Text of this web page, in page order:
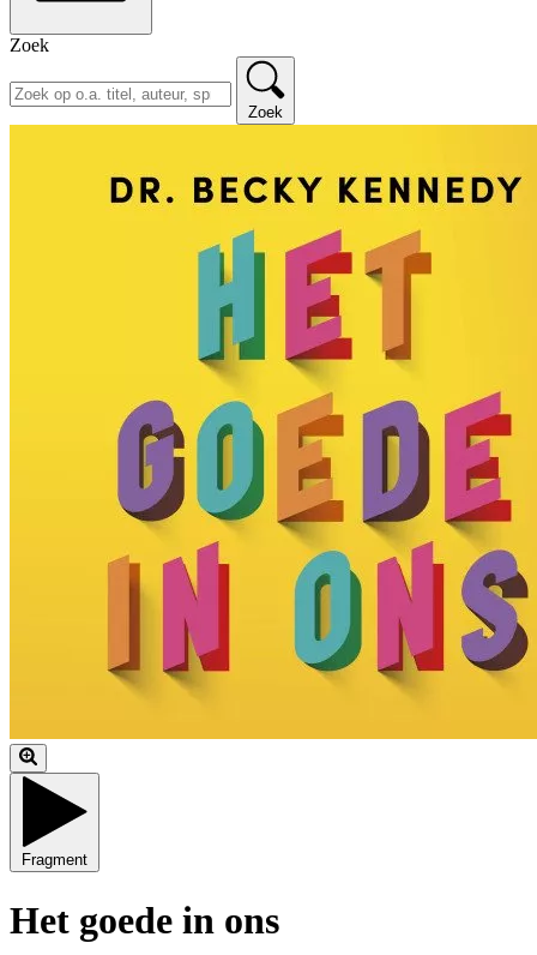
Zoek
Zoek
Fragment
Het goede in ons